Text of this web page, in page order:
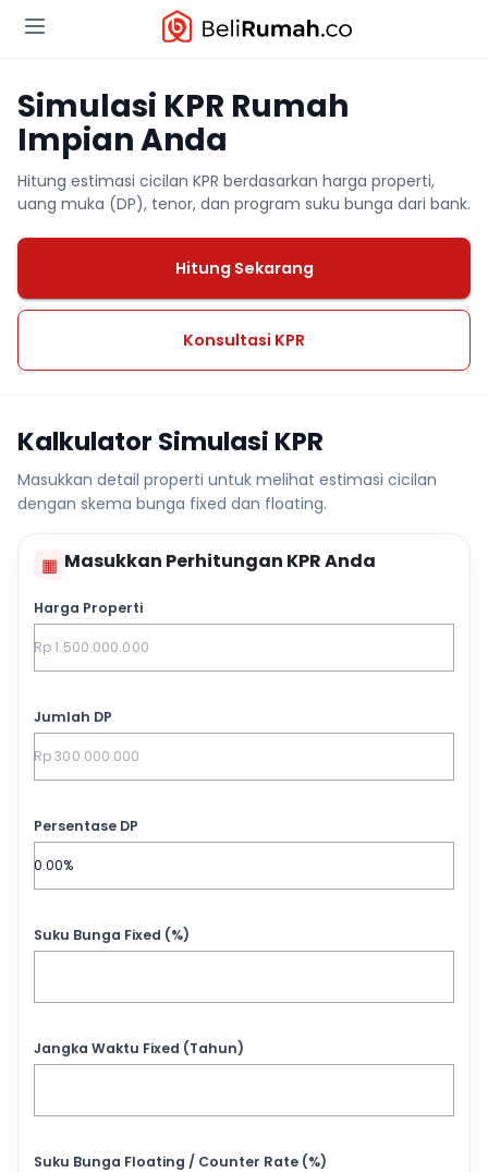
Simulasi KPR Rumah
Impian Anda
Hitung estimasi cicilan KPR berdasarkan harga properti,
uang muka (DP), tenor, dan program suku bunga dari bank.
Hitung Sekarang
Konsultasi KPR
Kalkulator Simulasi KPR
Masukkan detail properti untuk melihat estimasi cicilan
dengan skema bunga fixed dan floating.
▦ Masukkan Perhitungan KPR Anda
Harga Properti
Jumlah DP
Persentase DP
Suku Bunga Fixed (%)
Jangka Waktu Fixed (Tahun)
Suku Bunga Floating / Counter Rate (%)